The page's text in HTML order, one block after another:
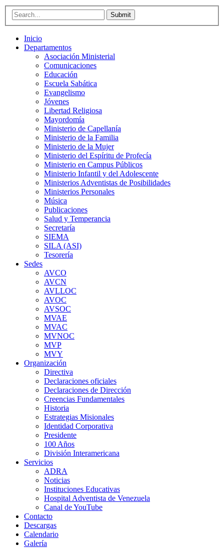
Submit
Inicio
Departamentos
Asociación Ministerial
Comunicaciones
Educación
Escuela Sabática
Evangelismo
Jóvenes
Libertad Religiosa
Mayordomía
Ministerio de Capellanía
Ministerio de la Familia
Ministerio de la Mujer
Ministerio del Espíritu de Profecía
Ministerio en Campus Públicos
Ministerio Infantil y del Adolescente
Ministerios Adventistas de Posibilidades
Ministerios Personales
Música
Publicaciones
Salud y Temperancia
Secretaría
SIEMA
SILA (ASI)
Tesorería
Sedes
AVCO
AVCN
AVLLOC
AVOC
AVSOC
MVAE
MVAC
MVNOC
MVP
MVY
Organización
Directiva
Declaraciones oficiales
Declaraciones de Dirección
Creencias Fundamentales
Historia
Estrategias Misionales
Identidad Corporativa
Presidente
100 Años
División Interamericana
Servicios
ADRA
Noticias
Instituciones Educativas
Hospital Adventista de Venezuela
Canal de YouTube
Contacto
Descargas
Calendario
Galería